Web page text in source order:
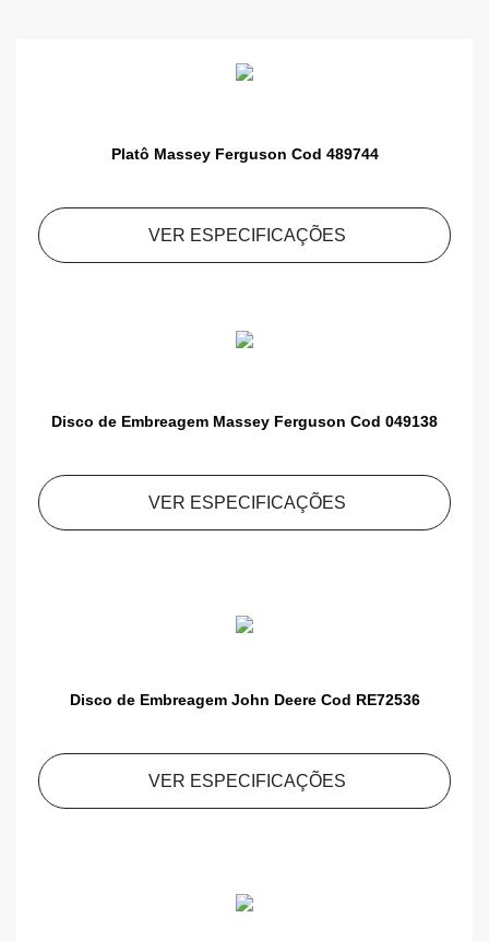
Platô Massey Ferguson Cod 489744
VER ESPECIFICAÇÕES
Disco de Embreagem Massey Ferguson Cod 049138
VER ESPECIFICAÇÕES
Disco de Embreagem John Deere Cod RE72536
VER ESPECIFICAÇÕES